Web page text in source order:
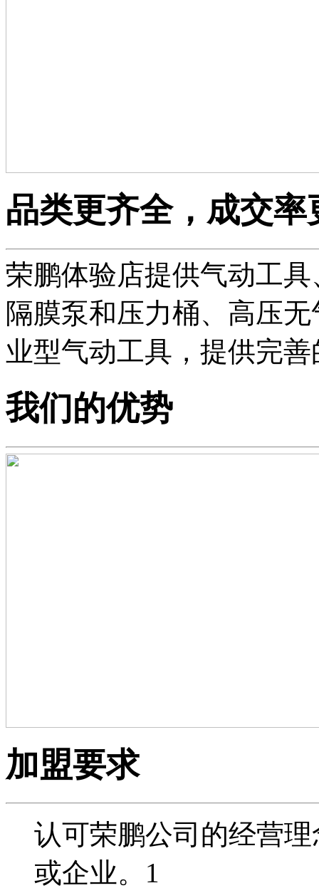
品类更齐全，成交率
荣鹏体验店提供气动工
隔膜泵和压力桶、高压
业型气动工具，提供完
我们的优势
加盟要求
认可荣鹏公司的经营
或企业。 1